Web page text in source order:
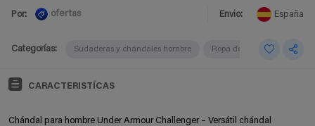
Por: ofertas Envio: España
Categorías: Sudaderas y chándales hombre Ropa de entrenamiento
CARACTERISTÍCAS
Chándal para hombre Under Armour Challenger – Versátil chándal